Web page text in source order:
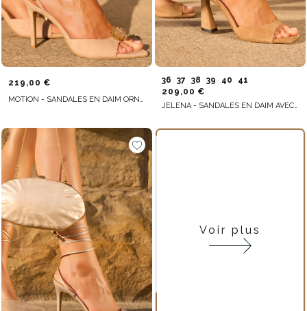
219,00 €
MOTION - SANDALES EN DAIM ORNÉES DE FLEURS DORÉES
36 37 38 39 40
41
209,00 €
JELENA - SANDALES EN DAIM AVEC ATTACHES
Voir plus